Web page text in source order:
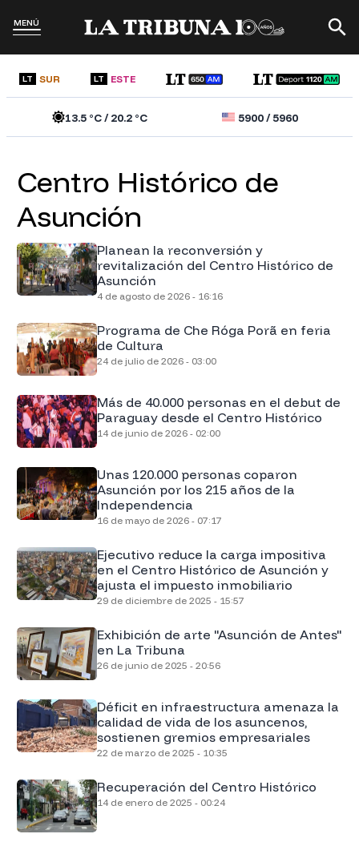
MENÚ
LT SUR LT ESTE
13.5°C /20.2°C 5900/5960
Centro Histórico de
Asunción
Planean la reconversión y
revitalización del Centro Histórico de
Asunción
4 de agosto de 2026 - 16:16
Programa de Che Róga Porã en feria
de Cultura
24 de julio de 2026 - 03:00
Más de 40.000 personas en el debut de
Paraguay desde el Centro Histórico
14 de junio de 2026 - 02:00
Unas 120.000 personas coparon
Asunción por los 215 años de la
Independencia
16 de mayo de 2026 - 07:17
Ejecutivo reduce la carga impositiva
en el Centro Histórico de Asunción y
ajusta el impuesto inmobiliario
29 de diciembre de 2025 - 15:57
Exhibición de arte "Asunción de Antes"
en La Tribuna
26 de junio de 2025 - 20:56
Déficit en infraestructura amenaza la
calidad de vida de los asuncenos,
sostienen gremios empresariales
22 de marzo de 2025 - 10:35
Recuperación del Centro Histórico
14 de enero de 2025 - 00:24